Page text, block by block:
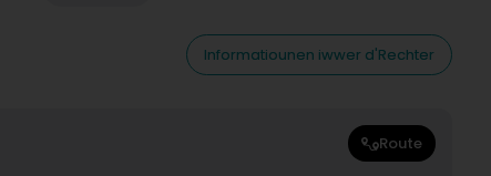
Informatiounen iwwer d'Rechter
Route